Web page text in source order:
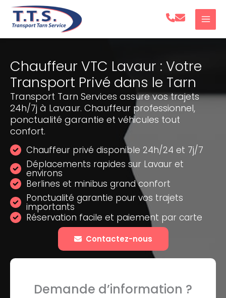
Aller
Chauffeur VTC Lavaur : Votre
Transport Privé dans le Tarn
Transport Tarn Services assure vos trajets
24h/7j à Lavaur. Chauffeur professionnel,
ponctualité garantie et véhicules tout
confort.
Chauffeur privé disponible 24h/24 et 7j/7
Déplacements rapides sur Lavaur et
environs
Berlines et minibus grand confort
Ponctualité garantie pour vos trajets
importants
Réservation facile et paiement par carte
Contactez-nous
Demande d’information ?